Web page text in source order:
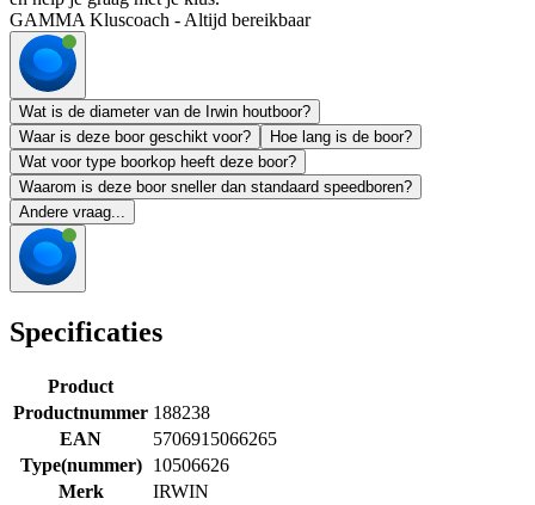
GAMMA Kluscoach - Altijd bereikbaar
Wat is de diameter van de Irwin houtboor?
Waar is deze boor geschikt voor?
Hoe lang is de boor?
Wat voor type boorkop heeft deze boor?
Waarom is deze boor sneller dan standaard speedboren?
Andere vraag...
Specificaties
Product
Productnummer 188238
EAN
5706915066265
Type(nummer)
10506626
Merk
IRWIN